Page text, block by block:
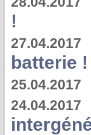
!
27.04.2017
batterie !
25.04.2017
24.04.2017